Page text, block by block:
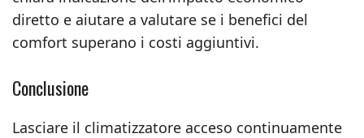
diretto e aiutare a valutare se i benefici del
comfort superano i costi aggiuntivi.
Conclusione
Lasciare il climatizzatore acceso continuamente